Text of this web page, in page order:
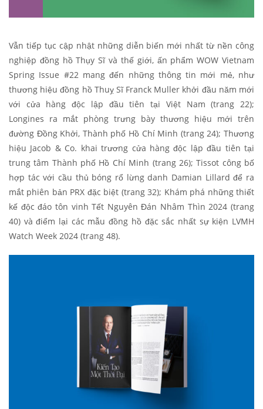
Vẫn tiếp tục cập nhật những diễn biến mới nhất từ nền công
nghiệp đồng hồ Thụy Sĩ và thế giới, ấn phẩm WOW Vietnam
Spring Issue #22 mang đến những thông tin mới mẻ, như
thương hiệu đồng hồ Thuỵ Sĩ Franck Muller khởi đầu năm mới
với cửa hàng độc lập đầu tiên tại Việt Nam (trang 22);
Longines ra mắt phòng trưng bày thương hiệu mới trên
đường Đồng Khởi, Thành phố Hồ Chí Minh (trang 24); Thương
hiệu Jacob & Co. khai trương cửa hàng độc lập đầu tiên tại
trung tâm Thành phố Hồ Chí Minh (trang 26); Tissot công bố
hợp tác với cầu thủ bóng rổ lừng danh Damian Lillard để ra
mắt phiên bản PRX đặc biệt (trang 32); Khám phá những thiết
kế độc đáo tôn vinh Tết Nguyên Đán Nhâm Thìn 2024 (trang
40) và điểm lại các mẫu đồng hồ đặc sắc nhất sự kiện LVMH
Watch Week 2024 (trang 48).